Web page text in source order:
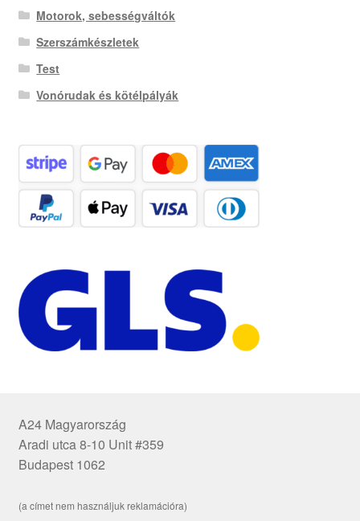
Motorok, sebességváltók
Szerszámkészletek
Test
Vonórudak és kötélpályák
A24 Magyarország
Aradi utca 8-10 Unit #359
Budapest 1062
(a címet nem használjuk reklamációra)